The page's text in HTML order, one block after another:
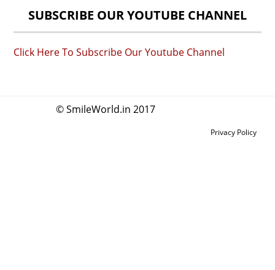
SUBSCRIBE OUR YOUTUBE CHANNEL
Click Here To Subscribe Our Youtube Channel
© SmileWorld.in 2017
Privacy Policy